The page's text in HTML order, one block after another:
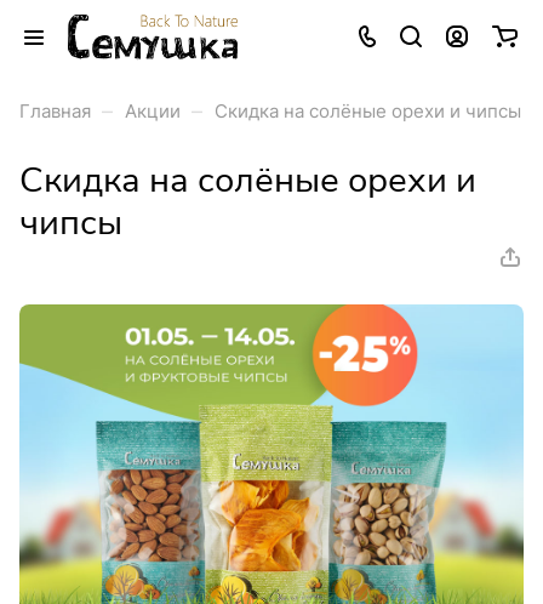
Главная – Акции – Скидка на солёные орехи и чипсы
Скидка на солёные орехи и
чипсы